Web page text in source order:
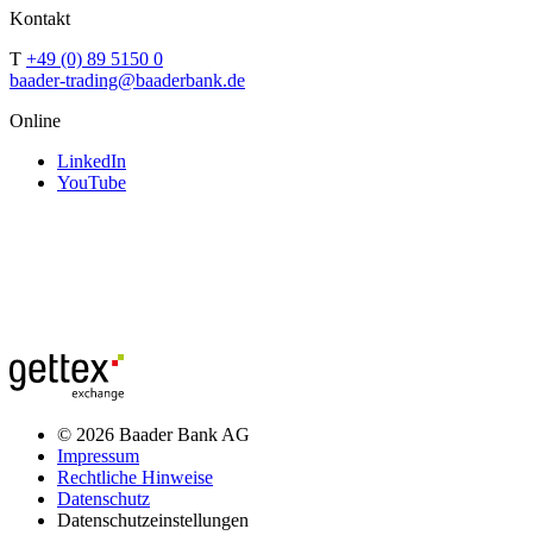
Kontakt
T +49 (0) 89 5150 0
baader-trading@baaderbank.de
Online
LinkedIn
YouTube
© 2026 Baader Bank AG
Impressum
Rechtliche Hinweise
Datenschutz
Datenschutzeinstellungen